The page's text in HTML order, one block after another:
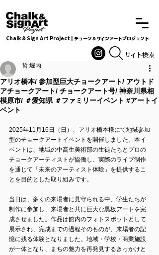
Chalk & Sign Art Project | チョーク＆サインアートプロジェクト
​​​サイト検索
アリオ橋本/ 参加型巨大チョークアート/ アウトド
アチョークアート/ チョークアート号/ 神奈川県相
模原市/ ＃愛知県 ＃ファミリーイベント #アートイ
ベント
哲 堀内
2025年11月16日（日）、アリオ橋本様にて地域参加
型のチョークアートイベントを開催しました。本イ
ベントは、地域の中高生美術部の生徒たちとプロの
チョークアーティストが協働し、実際のライブ制作
を通じて「未来のアーティスト体験」を提供するこ
とを目的とした取り組みです。
当日は、多くの来場者に見守られる中、学生たちが
制作に参加し、来場者と共に巨大な黒板アートを完
成させました。作品は館内のフォトスポットとして
展示され、完成までの過程そのものが、来場者の記
憶に残る体験となりました。地域・学校・商業施設
が一体となり、まちの魅力を再発見するきっかけと